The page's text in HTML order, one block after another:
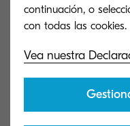
continuación, o
Vea nuestra